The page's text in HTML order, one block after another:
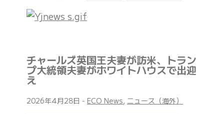
チャールズ英国王夫妻が訪米、トラン
プ大統領夫妻がホワイトハウスで出迎
え
2026年4月28日 - ECO News, ニュース（海外）